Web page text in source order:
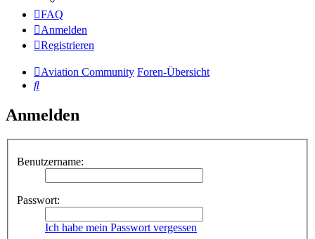
FAQ
Anmelden
Registrieren
Aviation Community Foren-Übersicht
Suche
Anmelden
Benutzername:
Passwort:
Ich habe mein Passwort vergessen